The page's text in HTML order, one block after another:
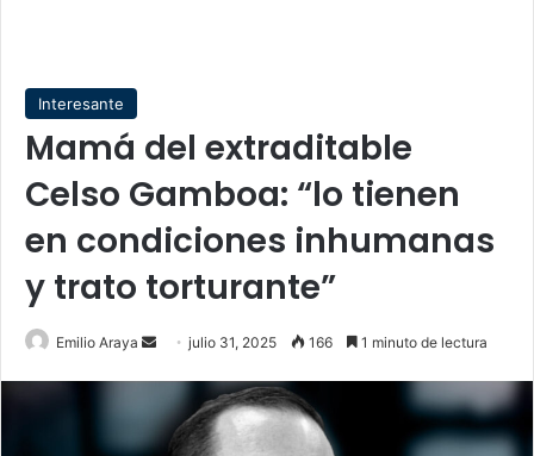
Interesante
Mamá del extraditable
Celso Gamboa: “lo tienen
en condiciones inhumanas
y trato torturante”
Emilio Araya
Send
email
julio 31, 2025 166 1 minuto de lectura